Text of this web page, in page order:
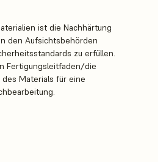
ist die Nachhärtung
den Aufsichtsbehörden
zu erfüllen.
Fertigungsleitfaden/die
Materials für eine